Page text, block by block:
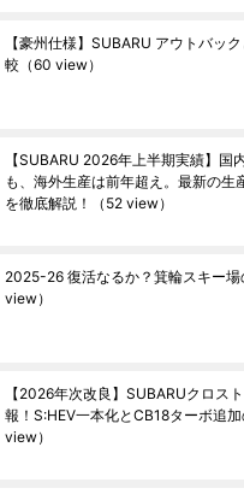
【豪州仕様】SUBARU アウトバッ
較 （60 view）
【SUBARU 2026年上半期実績】国
も、海外生産は前年超え。最新の生
を徹底解説！
（52 view）
2025-26 復活なるか？箕輪スキー場
view）
【2026年次改良】SUBARUクロス
報！S:HEV一本化とCB18ターボ追
view）